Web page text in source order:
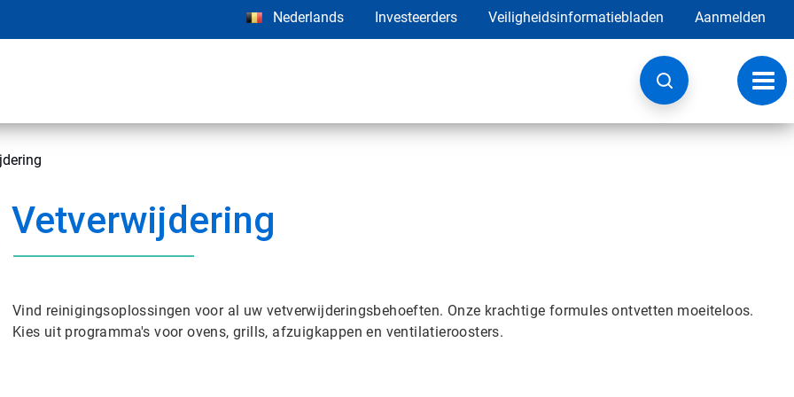
Nederlands Investeerders Veiligheidsinformatiebladen Aanmelden
Vetverwijdering
Vind reinigingsoplossingen voor al uw vetverwijderingsbehoeften. Onze krachtige formules ontvetten moeiteloos.
Kies uit programma's voor ovens, grills, afzuigkappen en ventilatieroosters.